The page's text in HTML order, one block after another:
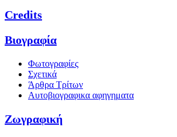
Credits
Βιογραφία
Φωτογραφίες
Σχετικά
Άρθρα Τρίτων
Αυτοβιογραφικα αφηγηματα
Ζωγραφική